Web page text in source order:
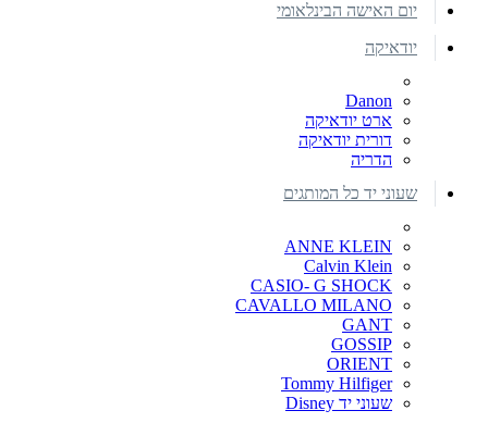
יום האישה הבינלאומי
יודאיקה
Danon
ארט יודאיקה
דורית יודאיקה
הדריה
שעוני יד כל המותגים
ANNE KLEIN
Calvin Klein
CASIO- G SHOCK
CAVALLO MILANO
GANT
GOSSIP
ORIENT
Tommy Hilfiger
שעוני יד Disney